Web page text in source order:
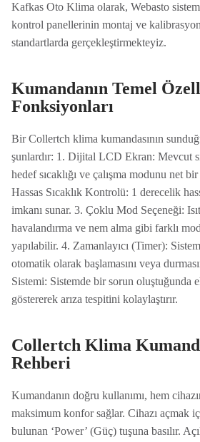
Kafkas Oto Klima olarak, Webasto
kontrol panellerinin montaj ve
standartlarda gerçekleştirmekteyiz.
Kumandanın Temel
Fonksiyonları
Bir Collertch klima kumandasının
şunlardır: 1. Dijital LCD Ekran: Mevcut
hedef sıcaklığı ve çalışma modunu net
Hassas Sıcaklık Kontrolü: 1 derecelik
imkanı sunar. 3. Çoklu Mod Seçeneği:
havalandırma ve nem alma gibi farklı
yapılabilir. 4. Zamanlayıcı (Timer):
otomatik olarak başlamasını veya
Sistemi: Sistemde bir sorun oluştuğunda
göstererek arıza tespitini kolaylaştırır.
Collertch Klima
Rehberi
Kumandanın doğru kullanımı, hem
maksimum konfor sağlar. Cihazı açmak
bulunan ‘Power’ (Güç) tuşuna basılır.